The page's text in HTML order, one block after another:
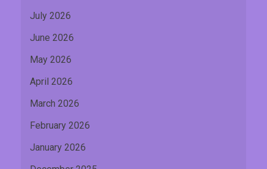
July 2026
June 2026
May 2026
April 2026
March 2026
February 2026
January 2026